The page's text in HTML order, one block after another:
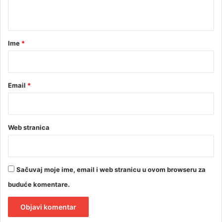
a
k
h
rIme *
Email *
Web stranica
Sačuvaj moje ime, email i web stranicu u ovom browseru za
buduće komentare.